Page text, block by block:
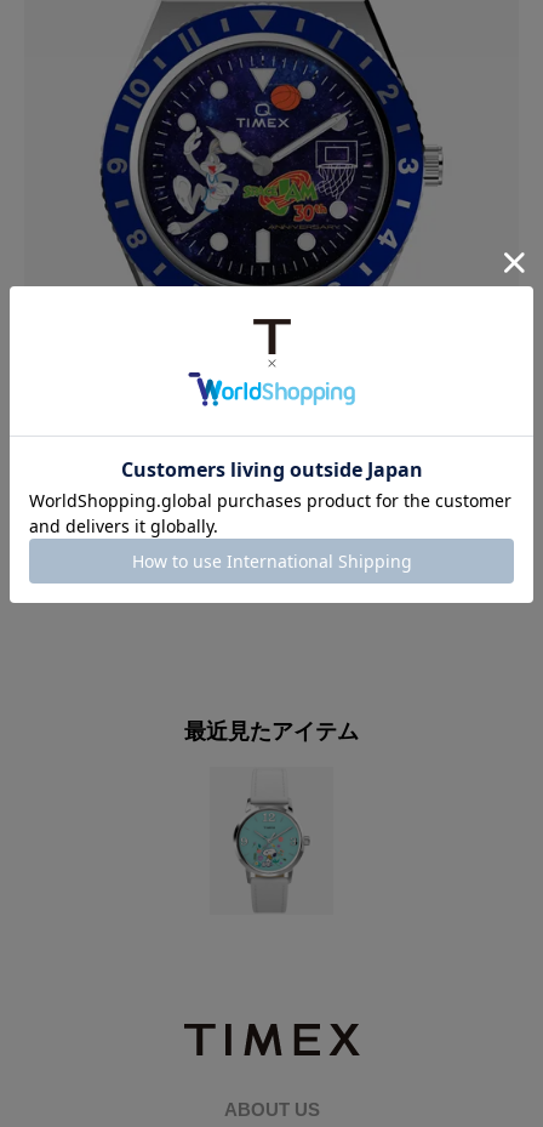
スペースジャム 30周年記念エディション Q Timex
44,000円税込
最近見たアイテム
ABOUT US